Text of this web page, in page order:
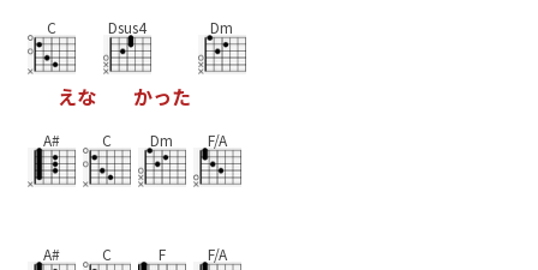
C
えな
Dsus4
かった
Dm
A# C Dm F/A
A# C F F/A